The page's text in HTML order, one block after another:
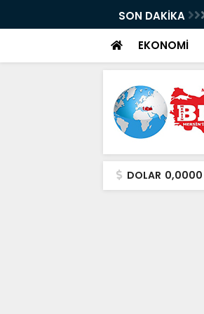
SON DAKİKA
EKONOMİ
DOLAR 0,0000